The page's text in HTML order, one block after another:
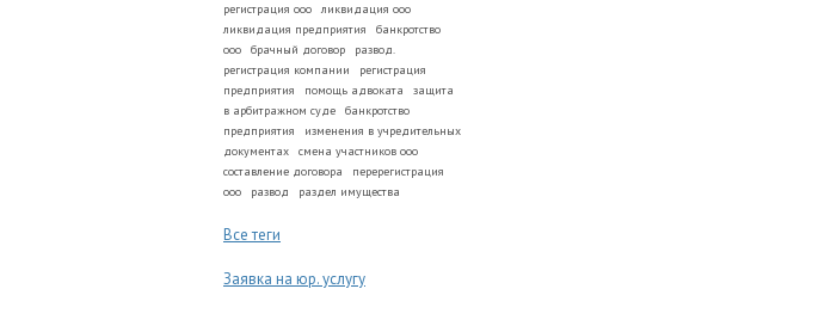
регистрация ооо
ликвидация ооо
ликвидация предприятия
банкротство
ооо
брачный договор
развод.
регистрация компании
регистрация
предприятия
помощь адвоката
защита
в арбитражном суде
банкротство
предприятия
изменения в учредительных
документах
смена участников ооо
составление договора
перерегистрация
ооо
развод раздел имущества
Все теги
Заявка на юр. услугу